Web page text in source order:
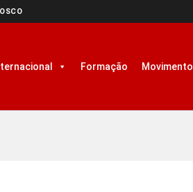
Formação Movimento